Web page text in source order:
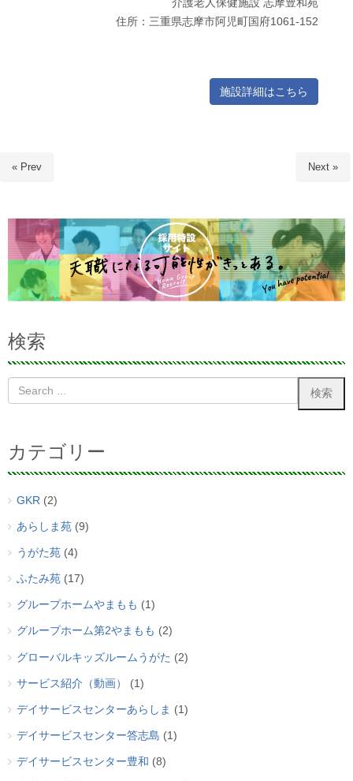
介護老人保健施設 志摩豊和苑
住所：三重県志摩市阿児町国府1061-152
施設詳細はこちら
« Prev Next »
検索
カテゴリー
GKR (2)
あらしま苑 (9)
うがた苑 (4)
ふたみ苑 (17)
グループホームやまもも (1)
グループホーム第2やまもも (2)
グローバルキッズルームうがた (2)
サービス紹介（動画） (1)
デイサービスセンターあらしま (1)
デイサービスセンター答志島 (1)
デイサービスセンター豊和 (8)